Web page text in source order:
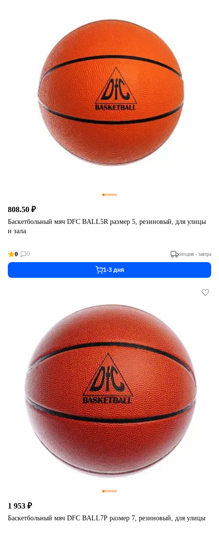
808.50 ₽
Баскетбольный мяч DFC BALL5R размер 5, резиновый, для улицы
и зала
0 0 сегодня - завтра
1-3 дня
1 953 ₽
Баскетбольный мяч DFC BALL7P размер 7, резиновый, для улицы